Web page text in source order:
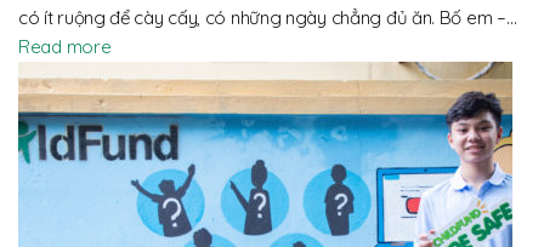
có ít ruộng để cày cấy, có những ngày chẳng đủ ăn. Bố em –…
Read more